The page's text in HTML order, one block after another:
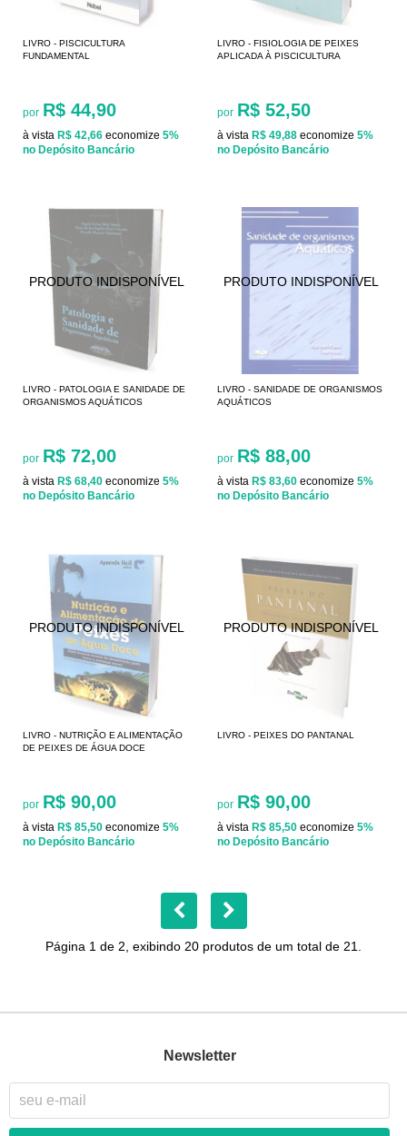
LIVRO - PISCICULTURA
FUNDAMENTAL
por R$ 44,90
à vista R$ 42,66 economize 5%
no Depósito Bancário
LIVRO - FISIOLOGIA DE PEIXES
APLICADA À PISCICULTURA
por R$ 52,50
à vista R$ 49,88 economize 5%
no Depósito Bancário
LIVRO - PATOLOGIA E SANIDADE DE
ORGANISMOS AQUÁTICOS
por R$ 72,00
à vista R$ 68,40 economize 5%
no Depósito Bancário
LIVRO - SANIDADE DE ORGANISMOS
AQUÁTICOS
por R$ 88,00
à vista R$ 83,60 economize 5%
no Depósito Bancário
LIVRO - NUTRIÇÃO E ALIMENTAÇÃO
DE PEIXES DE ÁGUA DOCE
por R$ 90,00
à vista R$ 85,50 economize 5%
no Depósito Bancário
LIVRO - PEIXES DO PANTANAL
por R$ 90,00
à vista R$ 85,50 economize 5%
no Depósito Bancário
Página 1 de 2, exibindo 20 produtos de um total de 21.
Newsletter